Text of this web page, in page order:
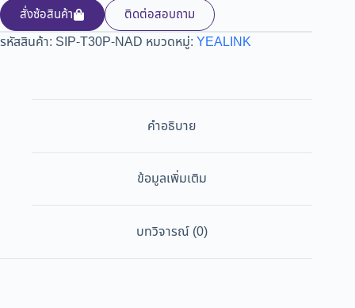
สั่งซ้อสินค้า
ติดต่อสอบถาม
รหัสสินค้า: SIP-T30P-NAD หมวดหมู่: YEALINK
คำอธิบาย
ข้อมูลเพิ่มเติม
บทวิจารณ์ (0)